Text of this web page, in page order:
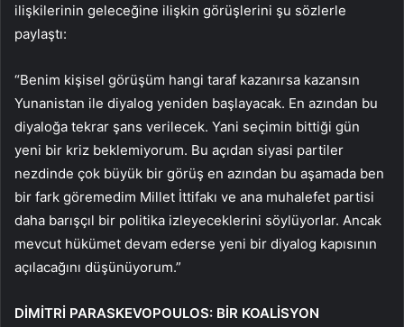
ilişkilerinin geleceğine ilişkin görüşlerini şu sözlerle
paylaştı:
“Benim kişisel görüşüm hangi taraf kazanırsa kazansın
Yunanistan ile diyalog yeniden başlayacak. En azından bu
diyaloğa tekrar şans verilecek. Yani seçimin bittiği gün
yeni bir kriz beklemiyorum. Bu açıdan siyasi partiler
nezdinde çok büyük bir görüş en azından bu aşamada ben
bir fark göremedim Millet İttifakı ve ana muhalefet partisi
daha barışçıl bir politika izleyeceklerini söylüyorlar. Ancak
mevcut hükümet devam ederse yeni bir diyalog kapısının
açılacağını düşünüyorum.”
DİMİTRİ PARASKEVOPOULOS: BİR KOALİSYON